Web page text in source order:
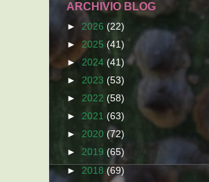
ARCHIVIO BLOG
► 2026 (22)
►2025 (41)
► 2024 (41)
► 2023 (53)
► 2022 (58)
► 2021 (63)
► 2020 (72)
► 2019 (65)
► 2018(69)